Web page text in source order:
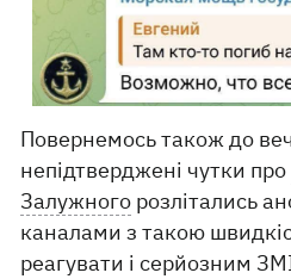
Повернемось також до
непідтверджені чутки про
Залужного розлітались
каналами з такою
реагувати і серйозним